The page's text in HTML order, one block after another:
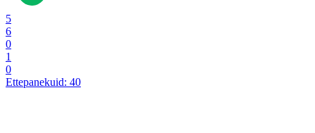
5
6
0
1
0
Ettepanekuid: 40